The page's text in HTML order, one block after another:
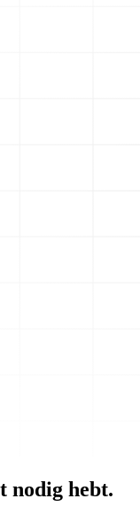
nodig hebt.